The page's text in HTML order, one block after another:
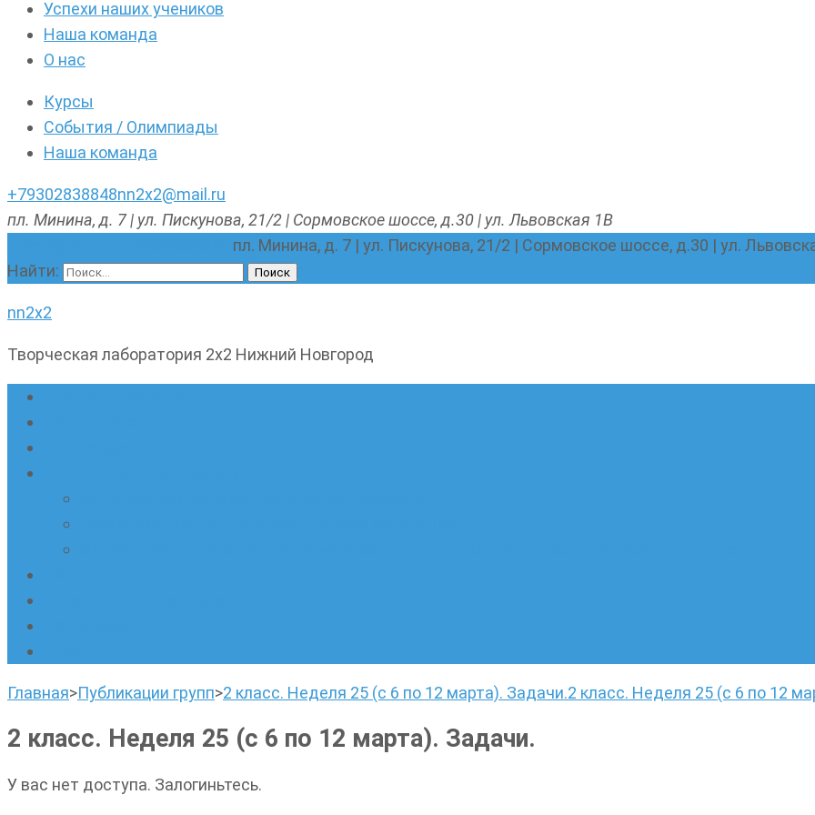
Успехи наших учеников
Наша команда
О нас
Курсы
События / Олимпиады
Наша команда
+79302838848nn2x2@mail.ru
пл. Минина, д. 7 | ул. Пискунова, 21/2 | Сормовское шоссе, д.30 | ул. Львовская 1В
пл. Минина, д. 7 | ул. Пискунова, 21/2 | Сормовское шоссе, д.30 | ул.
Найти:
nn2x2
Творческая лаборатория 2х2 Нижний Новгород
Главная>Публикации групп>2 класс. Неделя 25 (с 6 по 12 марта). Задачи.2 класс. Неделя 25 (с 6 по 12
2 класс. Неделя 25 (с 6 по 12 марта). Задачи.
У вас нет доступа. Залогиньтесь.